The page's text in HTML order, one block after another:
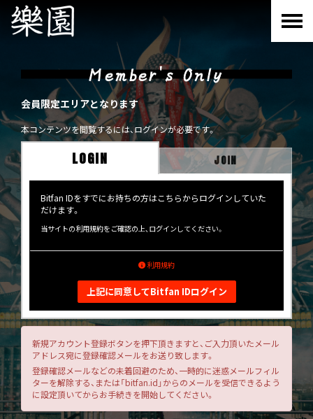
Member's Only
会員限定エリアとなります
本コンテンツを閲覧するには、ログインが必要です。
LOGIN JOIN
Bitfan IDをすでにお持ちの方はこちらからログインしていた
だけます。
当サイトの利用規約をご確認の上、ログインしてください。
利用規約
上記に同意してBitfan IDログイン
新規アカウント登録ボタンを押下頂きますと、ご入力頂いたメール
アドレス宛に登録確認メールをお送り致します。
登録確認メールなどの未着回避のため、一時的に迷惑メールフィル
ターを解除する、または「bitfan.id」からのメールを受信できるよう
に設定頂いてからお手続きを開始してください。